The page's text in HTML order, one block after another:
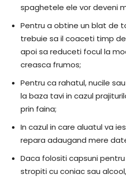
spaghetele ele vor deveni
Pentru a obtine un blat de
trebuie sa il coaceti timp
apoi sa reduceti focul la
creasca frumos;
Pentru ca rahatul, nucile
la baza tavi in cazul
prin faina;
In cazul in care aluatul va
repara adaugand mere
Daca folositi capsuni
stropiti cu coniac sau